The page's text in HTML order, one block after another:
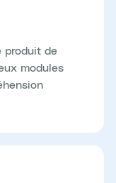
produit de
modules